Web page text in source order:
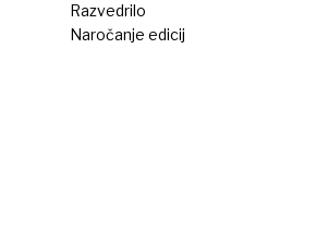
Razvedrilo
Naročanje edicij